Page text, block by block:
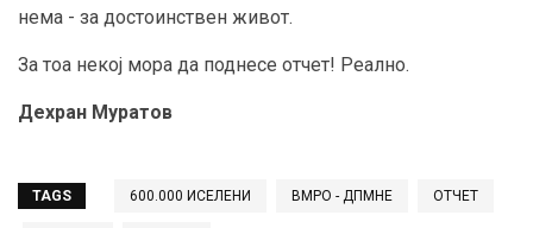
нема - за достоинствен живот.
За тоа некој мора да поднесе отчет! Реално.
Дехран Муратов
TAGS 600.000 ИСЕЛЕНИ ВМРО - ДПМНЕ ОТЧЕТ